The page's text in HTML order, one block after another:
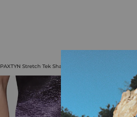
PAXTYN Stretch Tek Sharp